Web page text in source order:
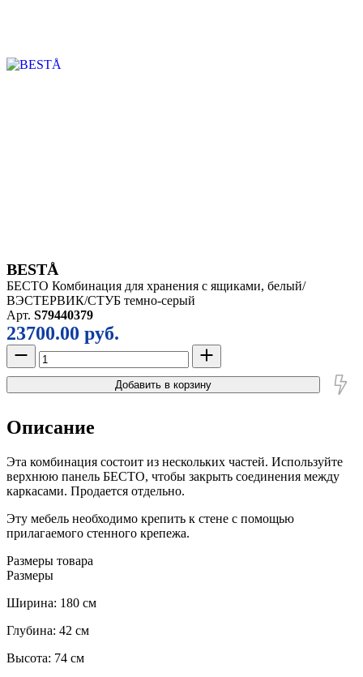
BESTÅ
БЕСТО Комбинация для хранения с ящиками, белый/
ВЭСТЕРВИК/СТУБ темно-серый
Арт. S79440379
23700.00 руб.
Добавить в корзину
Описание
Эта комбинация состоит из нескольких частей. Используйте
верхнюю панель БЕСТО, чтобы закрыть соединения между
каркасами. Продается отдельно.
Эту мебель необходимо крепить к стене с помощью
прилагаемого стенного крепежа.
Размеры товара
Размеры
Ширина: 180 см
Глубина: 42 см
Высота: 74 см